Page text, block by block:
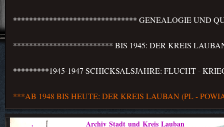
******************************* GENEALOGIE UND
************************* BIS 1945: DER KREIS
*********1945-1947 SCHICKSALSJAHRE: FLUCHT -
***AB 1948 BIS HEUTE: DER KREIS LAUBAN (PL -
. Archiv Stadt und Kreis Lauban